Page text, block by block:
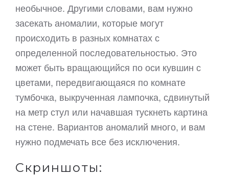
необычное. Другими словами, вам нужно
засекать аномалии, которые могут
происходить в разных комнатах с
определенной последовательностью. Это
может быть вращающийся по оси кувшин с
цветами, передвигающаяся по комнате
тумбочка, выкрученная лампочка, сдвинутый
на метр стул или начавшая тускнеть картина
на стене. Вариантов аномалий много, и вам
нужно подмечать все без исключения.
Скриншоты: